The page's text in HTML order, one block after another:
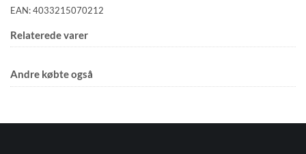
EAN: 4033215070212
Relaterede varer
Andre købte også